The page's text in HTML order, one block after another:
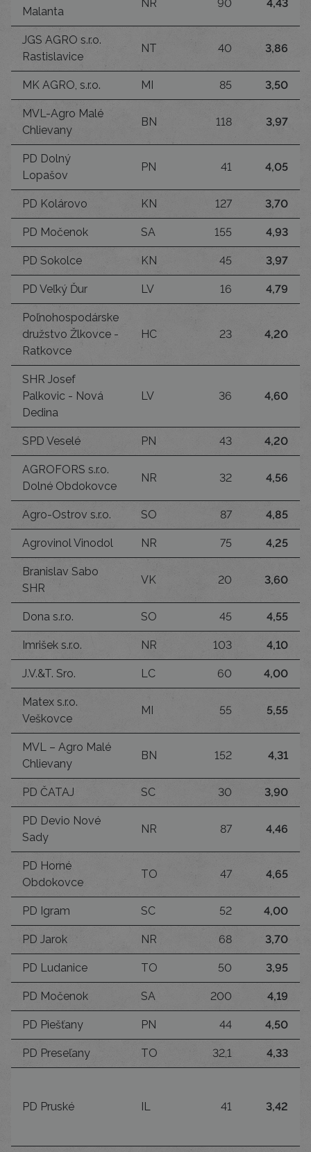
Malanta
NR 90 4,43
JGS AGRO s.r.o.
Rastislavice
NT 40 3,86
MK AGRO, s.r.o. MI 85 3,50
MVL-Agro Malé
Chlievany
BN 118 3,97
PD Dolný
Lopašov
PN 41 4,05
PD Kolárovo KN 127 3,70
PD Močenok SA 155 4,93
PD Sokolce KN 45 3,97
PD Veľký Ďur LV 16 4,79
Poľnohospodárske
družstvo Žlkovce -
Ratkovce
HC 23 4,20
SHR Josef
Palkovic - Nová
Dedina
LV 36 4,60
SPD Veselé PN 43 4,20
AGROFORS s.r.o.
Dolné Obdokovce
NR 32 4,56
Agro-Ostrov s.r.o. SO 87 4,85
Agrovinol Vinodol NR 75 4,25
Branislav Sabo
SHR
VK 20 3,60
Dona s.r.o. SO 45 4,55
Imrišek s.r.o. NR 103 4,10
J.V.&T. Sro. LC 60 4,00
Matex s.r.o.
Veškovce
MI 55 5,55
MVL – Agro Malé
Chlievany
BN 152 4,31
PD ČATAJ SC 30 3,90
PD Devio Nové
Sady
NR 87 4,46
PD Horné
Obdokovce
TO 47 4,65
PD Igram SC 52 4,00
PD Jarok NR 68 3,70
PD Ludanice TO 50 3,95
PD Močenok SA 200 4,19
PD Piešťany PN 44 4,50
PD Preseľany TO 32,1 4,33
PD Pruské IL 41 3,42